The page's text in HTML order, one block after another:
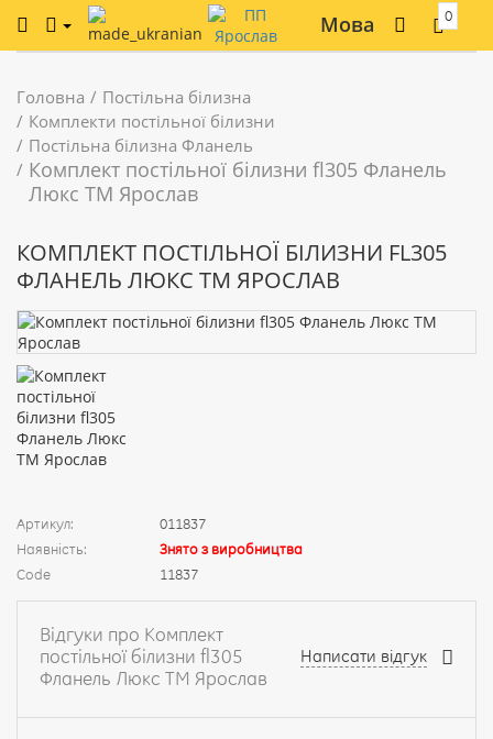
Мова 0
Головна
Постільна білизна
Комплекти постільної білизни
Постільна білизна Фланель
Комплект постільної білизни fl305 Фланель
Люкс ТМ Ярослав
КОМПЛЕКТ ПОСТІЛЬНОЇ БІЛИЗНИ FL305
ФЛАНЕЛЬ ЛЮКС ТМ ЯРОСЛАВ
Артикул:
011837
Наявність:
Знято з виробництва
Code
11837
Відгуки про Комплект
постільної білизни fl305
Фланель Люкс ТМ Ярослав
Написати відгук